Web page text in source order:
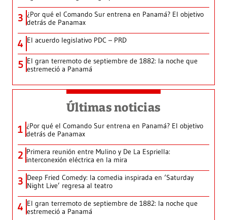
3 ¿Por qué el Comando Sur entrena en Panamá? El objetivo
detrás de Panamax
4 El acuerdo legislativo PDC – PRD
5 El gran terremoto de septiembre de 1882: la noche que
estremeció a Panamá
Últimas noticias
1 ¿Por qué el Comando Sur entrena en Panamá? El objetivo
detrás de Panamax
2 Primera reunión entre Mulino y De La Espriella:
interconexión eléctrica en la mira
3 Deep Fried Comedy: la comedia inspirada en ‘Saturday
Night Live’ regresa al teatro
4 El gran terremoto de septiembre de 1882: la noche que
estremeció a Panamá